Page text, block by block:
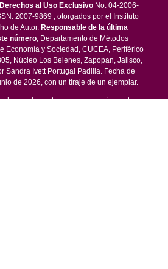
al Uso ExclusivoNo. 04-2006-
2007-9869 , otorgados por el Instituto
de Autor. Responsable de la última
número , Departamento de Métodos
Economía y Sociedad, CUCEA, Periférico
Núcleo Los Belenes, Zapopan, Jalisco,
Sandra Ivett Portugal Padilla. Fecha de
de 2026, con un tiraje de un ejemplar.
por los autores no necesariamente